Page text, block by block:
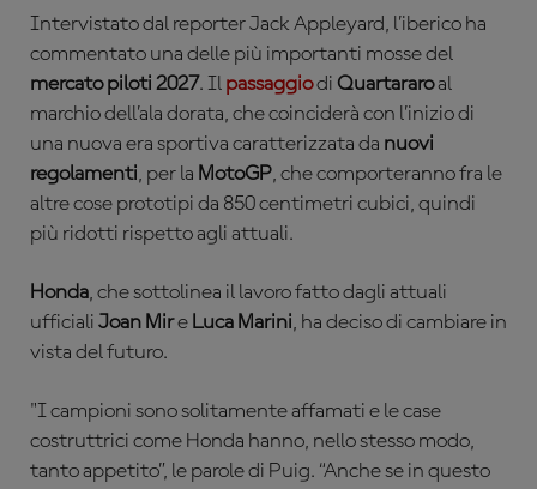
Intervistato dal reporter Jack Appleyard, l’iberico ha
commentato una delle più importanti mosse del
mercato piloti 2027. Il passaggiodi Quartararoal
marchio dell’ala dorata, che coinciderà con l’inizio di
una nuova era sportiva caratterizzata da nuovi
regolamenti, per la MotoGP, che comporteranno fra le
altre cose prototipi da 850 centimetri cubici, quindi
più ridotti rispetto agli attuali.
Honda, che sottolinea il lavoro fatto dagli attuali
ufficiali Joan Mire Luca Marini, ha deciso di cambiare in
vista del futuro.
"I campioni sono solitamente affamati e le case
costruttrici come Honda hanno, nello stesso modo,
tanto appetito”, le parole di Puig. “Anche se in questo